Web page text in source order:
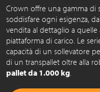
Crown offre una gamma di
soddisfare ogni esigenza,
vendita al dettaglio a quelle
piattaforma di carico. Le
capacità di un sollevatore
di un transpallet oltre alla
pallet da 1.000 kg.